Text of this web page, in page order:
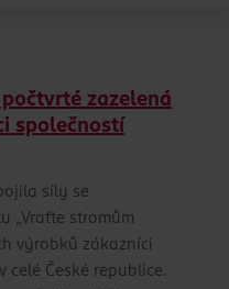
zazelená
společností
síly se
„Vraťte stromům
výrobků zákazníci
celé České republice.